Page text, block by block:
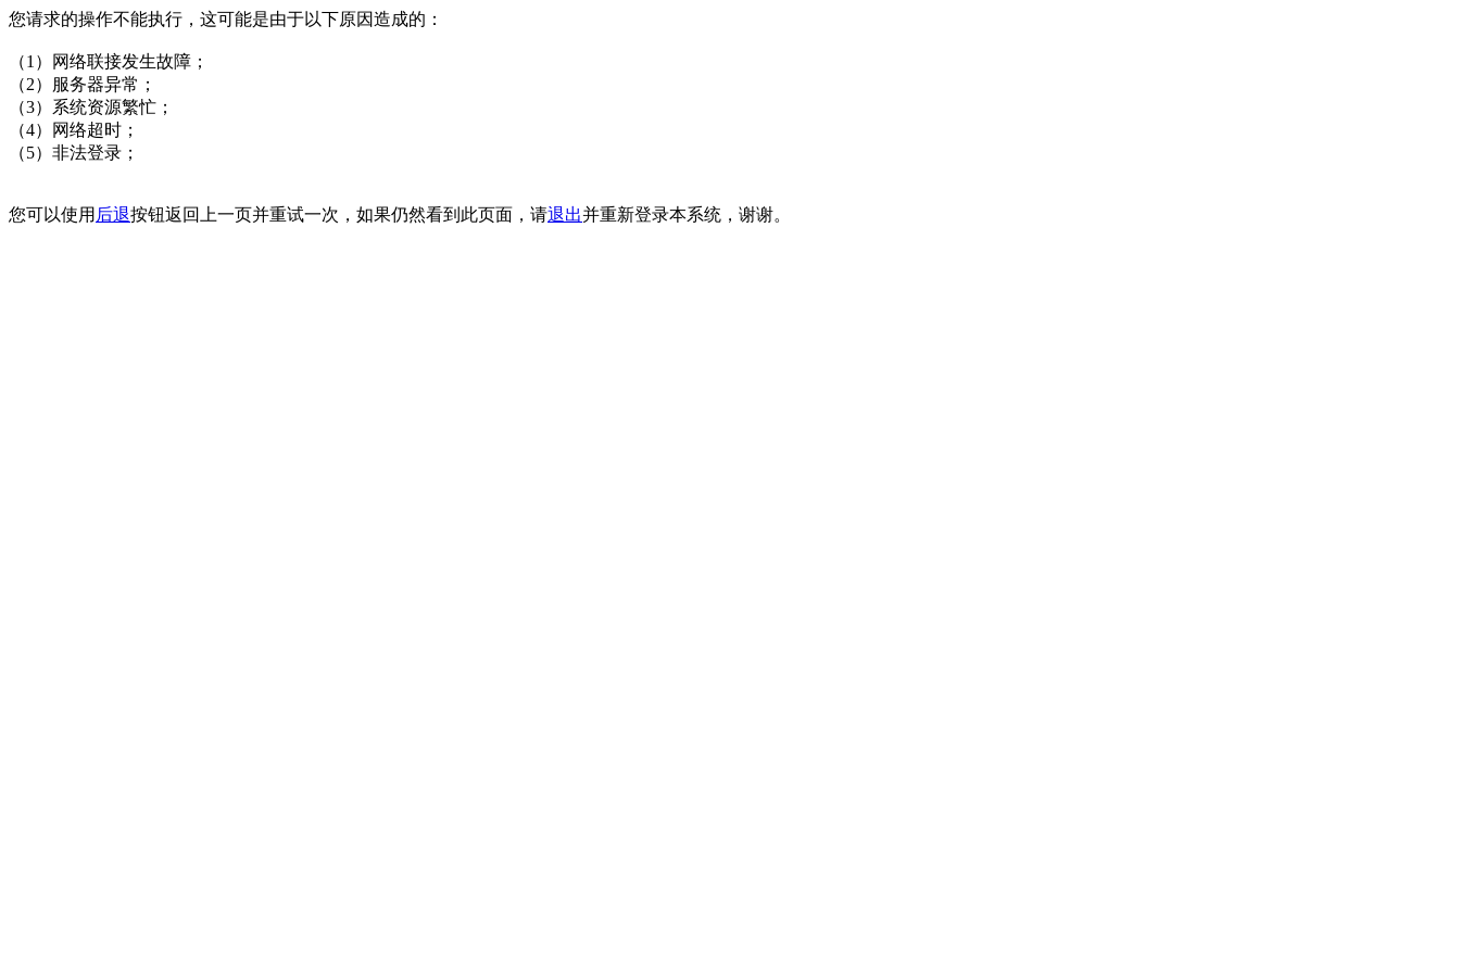
您请求的操作不能执行，这可能是由于以下原因造成的：
（1）网络联接发生故障；
（2）服务器异常；
（3）系统资源繁忙；
（4）网络超时；
（5）非法登录；
您可以使用 后退按钮返回上一页并重试一次，如果仍然看到此页面，请退出并重新登录本系统，谢谢。